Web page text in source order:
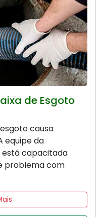
de Esgoto
causa
equipe da
está capacitada
problema com